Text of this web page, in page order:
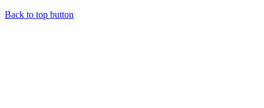
Back to top button